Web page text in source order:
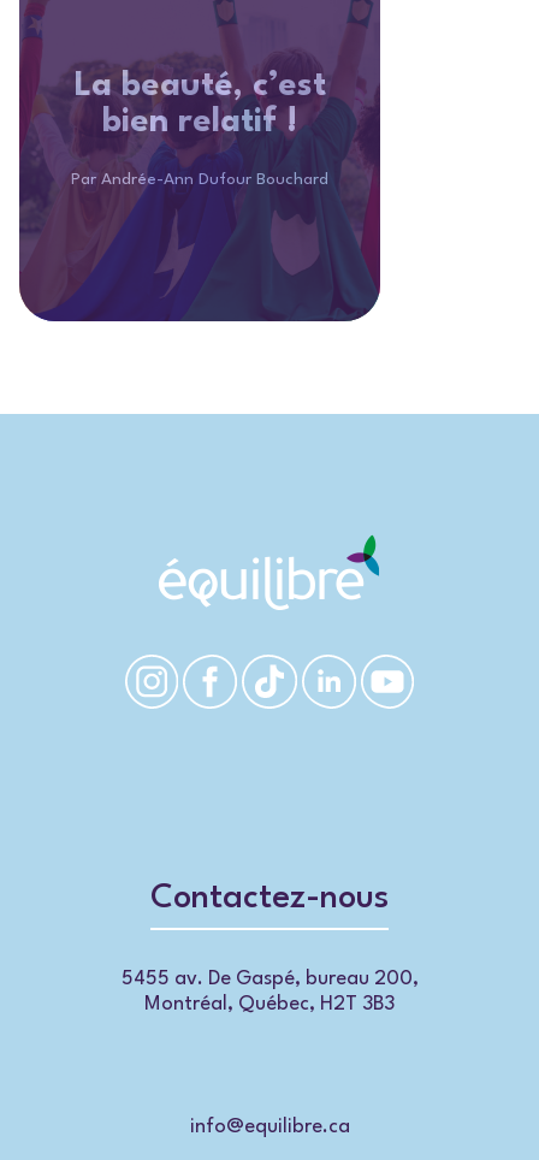
La beauté, c’est
bien relatif !
Par Andrée-Ann Dufour Bouchard
Contactez-nous
5455 av. De Gaspé, bureau 200,
Montréal, Québec, H2T 3B3
info@equilibre.ca